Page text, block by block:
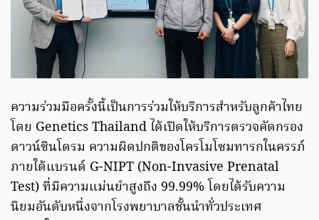
ความร่วมมือครั้งนี้เป็นการร่วมให้บริการสำหรับลูกค้าไทย
โดย Genetics Thailand ได้เปิดให้บริการตรวจคัดกรอง
ดาวน์ซินโดรม ความผิดปกติของโครโมโซมทารกในครรภ์
ภายใต้แบรนด์ G-NIPT (Non-Invasive Prenatal
Test) ที่มีความแม่นยำสูงถึง 99.99% โดยได้รับความ
นิยมอันดับหนึ่งจากโรงพยาบาลชั้นนำทั่วประเทศ